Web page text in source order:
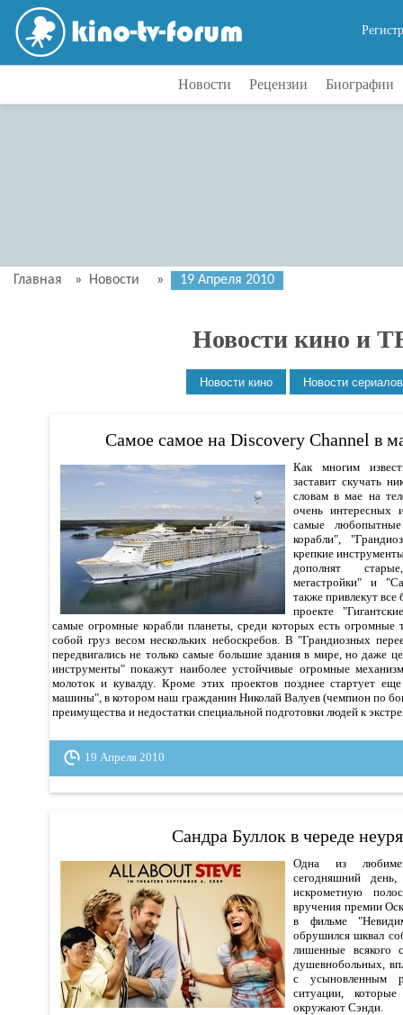
Новости Рецензии Биографии
Главная » Новости » 19 Апреля 2010
Новости кино и
Самое самое на Discovery Channel в
Как многим
заставит скучать
словам в мае на
очень интересных
самые
корабли",
крепкие
дополнят
мегастройки" и
также привлекут все
проекте
самые огромные корабли планеты, среди которых есть огромные
собой груз весом нескольких небоскребов. В "Грандиозных
передвигались не только самые большие здания в мире, но даже
инструменты" покажут наиболее устойчивые огромные
молоток и кувалду. Кроме этих проектов позднее стартует
машины", в котором наш гражданин Николай Валуев (чемпион по
преимущества и недостатки специальной подготовки людей к
19 Апреля 2010
Сандра Буллок в череде
Одна из
сегодняшний
искрометную
вручения премии
в фильме
обрушился шквал
лишенные всякого
душевнобольных,
с усыновленным
ситуации,
окружают Сэнди.